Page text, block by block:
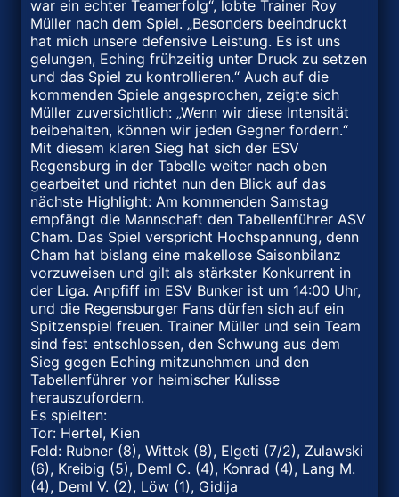
war ein echter Teamerfolg“, lobte Trainer Roy
Müller nach dem Spiel. „Besonders beeindruckt
hat mich unsere defensive Leistung. Es ist uns
gelungen, Eching frühzeitig unter Druck zu setzen
und das Spiel zu kontrollieren.“ Auch auf die
kommenden Spiele angesprochen, zeigte sich
Müller zuversichtlich: „Wenn wir diese Intensität
beibehalten, können wir jeden Gegner fordern.“
Mit diesem klaren Sieg hat sich der ESV
Regensburg in der Tabelle weiter nach oben
gearbeitet und richtet nun den Blick auf das
nächste Highlight: Am kommenden Samstag
empfängt die Mannschaft den Tabellenführer ASV
Cham. Das Spiel verspricht Hochspannung, denn
Cham hat bislang eine makellose Saisonbilanz
vorzuweisen und gilt als stärkster Konkurrent in
der Liga. Anpfiff im ESV Bunker ist um 14:00 Uhr,
und die Regensburger Fans dürfen sich auf ein
Spitzenspiel freuen. Trainer Müller und sein Team
sind fest entschlossen, den Schwung aus dem
Sieg gegen Eching mitzunehmen und den
Tabellenführer vor heimischer Kulisse
herauszufordern.
Es spielten:
Tor: Hertel, Kien
Feld: Rubner (8), Wittek (8), Elgeti (7/2), Zulawski
(6), Kreibig (5), Deml C. (4), Konrad (4), Lang M.
(4), Deml V. (2), Löw (1), Gidija